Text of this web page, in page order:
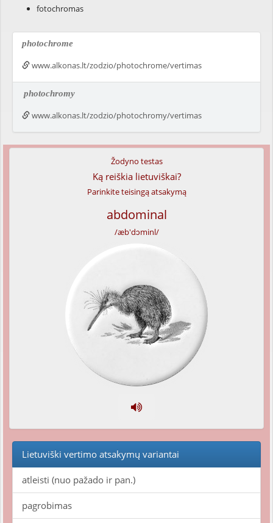
fotochromas
photochrome
www.alkonas.lt/zodzio/photochrome/vertimas
photochromy
www.alkonas.lt/zodzio/photochromy/vertimas
Žodyno testas
Ką reiškia lietuviškai?
Parinkite teisingą atsakymą
abdominal
/æb'dɔminl/
Lietuviški vertimo atsakymų variantai
atleisti (nuo pažado ir pan.)
pagrobimas